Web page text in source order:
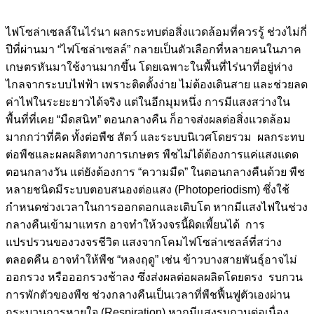
ไฟโซล่าเซลล์ในไร่นา ผลกระทบต่อสิ่งแวดล้อมที่ควรรู้ ช่วงไม่กี่
ปีที่ผ่านมา “ไฟโซล่าเซลล์” กลายเป็นตัวเลือกที่หลายคนในภาค
เกษตรหันมาใช้งานมากขึ้น โดยเฉพาะในพื้นที่ไร่นาที่อยู่ห่าง
ไกลจากระบบไฟฟ้า เพราะติดตั้งง่าย ไม่ต้องเดินสาย และช่วยลด
ค่าไฟในระยะยาวได้จริง แต่ในอีกมุมหนึ่ง การมีแสงสว่างใน
พื้นที่ที่เคย “มืดสนิท” ตอนกลางคืน ก็อาจส่งผลต่อสิ่งแวดล้อม
มากกว่าที่คิด ทั้งต่อพืช สัตว์ และระบบนิเวศโดยรวม ผลกระทบ
ต่อพืชและผลผลิตทางการเกษตร พืชไม่ได้ต้องการแค่แสงแดด
ตอนกลางวัน แต่ยังต้องการ “ความมืด” ในตอนกลางคืนด้วย พืช
หลายชนิดมีระบบตอบสนองต่อแสง (Photoperiodism) ซึ่งใช้
กำหนดช่วงเวลาในการออกดอกและเติบโต หากมีแสงไฟในช่วง
กลางคืนเข้ามาแทรก อาจทำให้วงจรนี้ผิดเพี้ยนได้ การ
แปรปรวนของวงจรชีวิต แสงจากโคมไฟโซล่าเซลล์ที่สว่าง
ตลอดคืน อาจทำให้พืช “หลงฤดู” เช่น ข้าวบางสายพันธุ์อาจไม่
ออกรวง หรือออกรวงช้าลง ซึ่งส่งผลต่อผลผลิตโดยตรง รบกวน
การพักตัวของพืช ช่วงกลางคืนเป็นเวลาที่พืชฟื้นฟูตัวเองผ่าน